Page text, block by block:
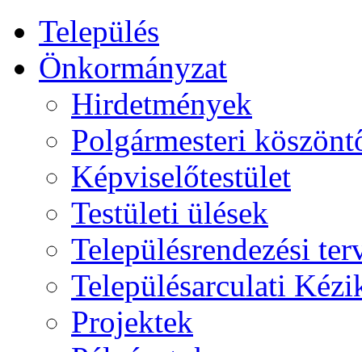
Település
Önkormányzat
Hirdetmények
Polgármesteri
Képviselőtestület
Testületi ülések
Településrendezési
Településarculati
Projektek